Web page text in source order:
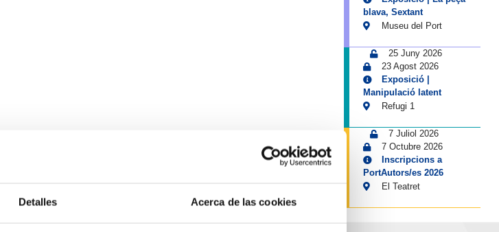
Detalles Acerca de las cookies
blava, Sextant
Museu del Port
25 Juny 2026
23 Agost 2026
Exposició |
Manipulació latent
Refugi 1
7 Juliol 2026
7 Octubre 2026
Inscripcions a
PortAutors/es 2026
El Teatret